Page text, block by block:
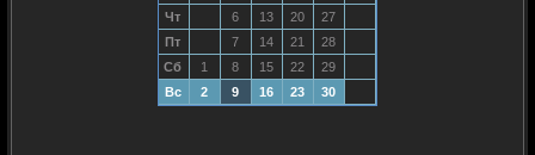
Чт
6 13 20
27
Пт
7 14 21
28
Сб
1 8 15 22
29
Вс
2 9 16 23 30